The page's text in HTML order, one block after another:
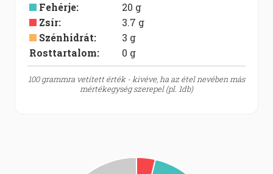
Fehérje: 20 g
Zsír: 3.7 g
Szénhidrát: 3 g
Rosttartalom:
0 g
100 grammra vetített érték - kivéve, ha az étel nevében más
mértékegység szerepel (pl. 1db)